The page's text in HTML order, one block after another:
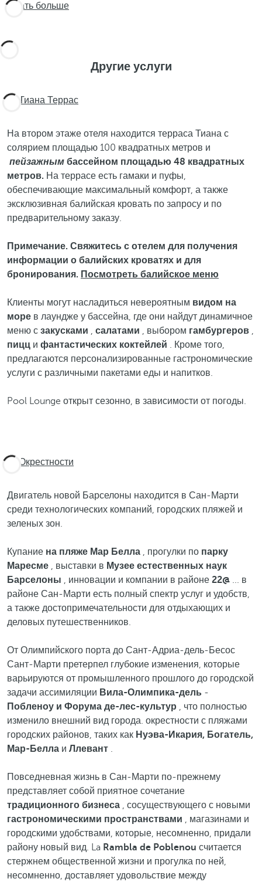
Узнать больше
Другие услуги
Тиана Террас
На втором этаже отеля находится терраса Тиана с
солярием площадью 100 квадратных метров и
пейзажным бассейном площадью 48 квадратных
метров. На террасе есть гамаки и пуфы,
обеспечивающие максимальный комфорт, а также
эксклюзивная балийская кровать по запросу и по
предварительному заказу.
Примечание. Свяжитесь с отелем для получения
информации о балийских кроватях и для
бронирования. Посмотреть балийское меню
Клиенты могут насладиться невероятным видом на
море в лаундже у бассейна, где они найдут динамичное
меню с закусками , салатами , выбором гамбургеров ,
пицц и фантастических коктейлей . Кроме того,
предлагаются персонализированные гастрономические
услуги с различными пакетами еды и напитков.
Pool Lounge открыт сезонно, в зависимости от погоды.
Окрестности
Двигатель новой Барселоны находится в Сан-Марти
среди технологических компаний, городских пляжей и
зеленых зон.
Купание на пляже Мар Белла , прогулки по парку
Маресме , выставки в Музее естественных наук
Барселоны , инновации и компании в районе 22@ ... в
районе Сан-Марти есть полный спектр услуг и удобств,
а также достопримечательности для отдыхающих и
деловых путешественников.
От Олимпийского порта до Сант-Адриа-дель-Бесос
Сант-Марти претерпел глубокие изменения, которые
варьируются от промышленного прошлого до городской
задачи ассимиляции Вила-Олимпика-дель -
Побленоу и Форума де-лес-культур , что полностью
изменило внешний вид города. окрестности с пляжами
городских районов, таких как Нуэва-Икария, Богатель,
Мар-Белла и Ллевант .
Повседневная жизнь в Сан-Марти по-прежнему
представляет собой приятное сочетание
традиционного бизнеса , сосуществующего с новыми
гастрономическими пространствами , магазинами и
городскими удобствами, которые, несомненно, придали
району новый вид. La Rambla de Poblenou считается
стержнем общественной жизни и прогулка по ней,
несомненно, доставляет удовольствие между